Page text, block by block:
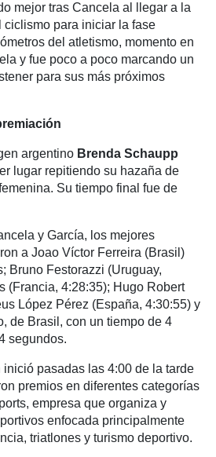
mejor tras Cancela al llegar a la
para iniciar la fase
del atletismo, momento en
y fue poco a poco marcando un
para sus más próximos
argentino Brenda Schaupp
lugar repitiendo su hazaña de
Su tiempo final fue de
y García, los mejores
a Joao Víctor Ferreira (Brasil)
Bruno Festorazzi (Uruguay,
(Francia, 4:28:35); Hugo Robert
López Pérez (España, 4:30:55) y
de Brasil, con un tiempo de 4
segundos.
inició pasadas las 4:00 de la tarde
premios en diferentes categorías
empresa que organiza y
enfocada principalmente
triatlones y turismo deportivo.